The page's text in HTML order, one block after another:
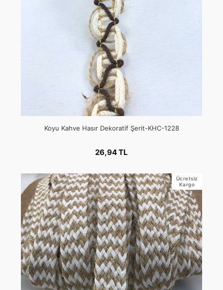
Koyu Kahve Hasır Dekoratif Şerit-KHC-1228
26,94 TL
Ücretsiz
Kargo